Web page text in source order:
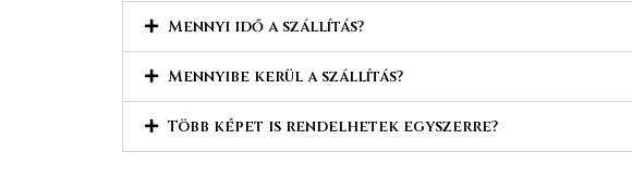
Mennyi idő a szállítás?
Mennyibe kerül a szállítás?
Több képet is rendelhetek egyszerre?